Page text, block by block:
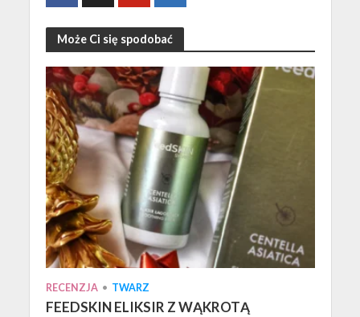
Może Ci się spodobać
RECENZJA • TWARZ
FEEDSKIN ELIKSIR Z WĄKROTĄ